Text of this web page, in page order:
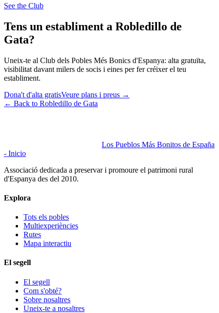
See the Club
Tens un establiment a Robledillo de
Gata?
Uneix-te al Club dels Pobles Més Bonics d'Espanya: alta gratuïta,
visibilitat davant milers de socis i eines per fer créixer el teu
establiment.
Dona't d'alta gratisVeure plans i preus →
← Back to Robledillo de Gata
Los Pueblos Más Bonitos de España
- Inicio
Associació dedicada a preservar i promoure el patrimoni rural
d'Espanya des del 2010.
Explora
Tots els pobles
Multiexperiències
Rutes
Mapa interactiu
El segell
El segell
Com s'obté?
Sobre nosaltres
Uneix-te a nosaltres